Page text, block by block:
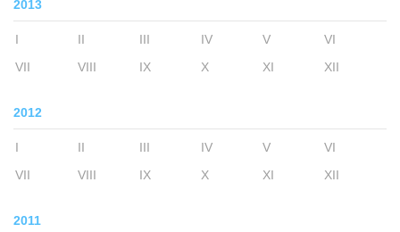
2013
I II III IV V
VI
VII
VIII IX X XI XII
2012
I II III IV V
VI
VII
VIII IX X XI XII
2011